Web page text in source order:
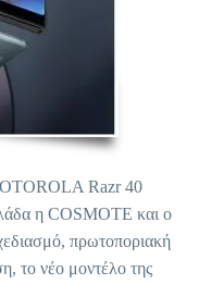
Razr 40
η COSMOTE και ο
πρωτοποριακή
το νέο μοντέλο της